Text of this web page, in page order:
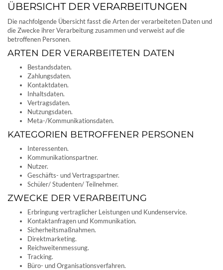
ÜBERSICHT DER VERARBEITUNGEN
Die nachfolgende Übersicht fasst die Arten der verarbeiteten Daten und
die Zwecke ihrer Verarbeitung zusammen und verweist auf die
betroffenen Personen.
ARTEN DER VERARBEITETEN DATEN
Bestandsdaten.
Zahlungsdaten.
Kontaktdaten.
Inhaltsdaten.
Vertragsdaten.
Nutzungsdaten.
Meta-/Kommunikationsdaten.
KATEGORIEN BETROFFENER PERSONEN
Interessenten.
Kommunikationspartner.
Nutzer.
Geschäfts- und Vertragspartner.
Schüler/ Studenten/ Teilnehmer.
ZWECKE DER VERARBEITUNG
Erbringung vertraglicher Leistungen und Kundenservice.
Kontaktanfragen und Kommunikation.
Sicherheitsmaßnahmen.
Direktmarketing.
Reichweitenmessung.
Tracking.
Büro- und Organisationsverfahren.